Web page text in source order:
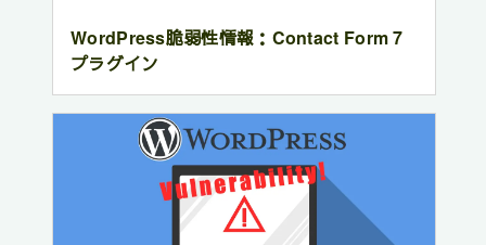
WordPress脆弱性情報：Contact Form 7
プラグイン